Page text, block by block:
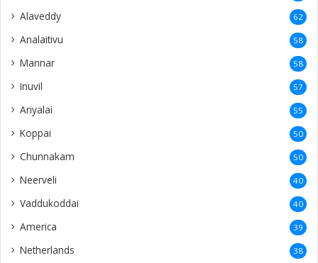
Alaveddy 62
Analaitivu 58
Mannar 58
Inuvil 57
Ariyalai 55
Koppai 50
Chunnakam 50
Neerveli 40
Vaddukoddai 40
America 39
Netherlands 38